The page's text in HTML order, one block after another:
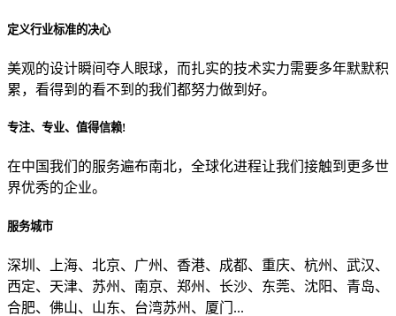
贵公司的团队规模是？
目前主要的营销渠道是？
定义行业标准的决心
美观的设计瞬间夺人眼球，而扎实的技术实力需要多年默默积
累，看得到的看不到的我们都努力做到好。
专注、专业、值得信赖!
在中国我们的服务遍布南北，全球化进程让我们接触到更多世
界优秀的企业。
服务城市
深圳、上海、北京、广州、香港、成都、重庆、杭州、武汉、
西定、天津、苏州、南京、郑州、长沙、东莞、沈阳、青岛、
合肥、佛山、山东、台湾苏州、厦门...